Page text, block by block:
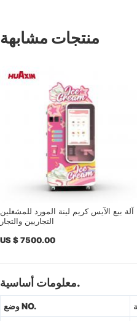
منتجات مشابهة
آلة بيع الآيس كريم لينة المورد للمشغلين
التجاريين والتجار
US $ 7500.00
معلومات أساسية.
وضع NO.